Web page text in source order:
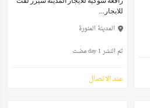
للايجار...
المدينة المنورة
تم النشر 1 day مضت
عند الاتصال